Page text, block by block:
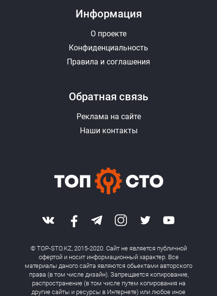
Информация
О проекте
Конфиденциальность
Правила и соглашения
Обратная связь
Реклама на сайте
Наши контакты
© TOP-STO.KZ, 2015-2020. Сайт не является публичной
офертой и носит информационный характер. Все
материалы даного сайта являются обьектами авторского
права (в том числе дизайн). Запрещается копирование,
распространение (в том числе путем копирования на
другие сайты и ресурсы в Интернете) или любое иное